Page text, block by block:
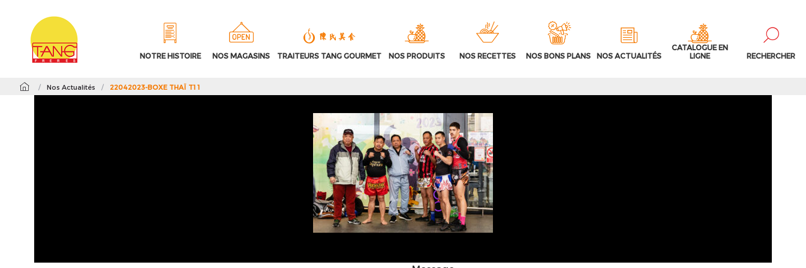
NOTRE HISTOIRE NOS MAGASINS TRAITEURS TANG GOURMET NOS PRODUITS NOS RECETTES NOS BONS PLANS NOS ACTUALITÉS
CATALOGUE EN
LIGNE
RECHERCHER
/ Nos Actualités / 22042023-BOXE THAÏ T1 1